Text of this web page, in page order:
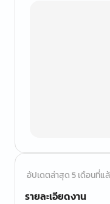
อัปเดตล่าสุด 5 เดือนที่แ
รายละเอียดงาน